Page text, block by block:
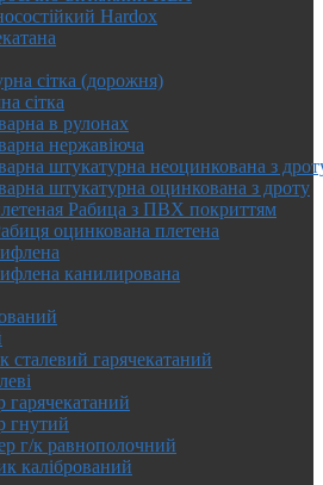
Hardox
сітка (дорожня)
сітка
в рулонах
нержавіюча
штукатурна неоцинкована з
штукатурна оцинкована з дроту
Рабица з ПВХ покриттям
оцинкована плетена
канилирована
сталевий гарячекатаний
гнутий
г/к равнополочний
калібрований